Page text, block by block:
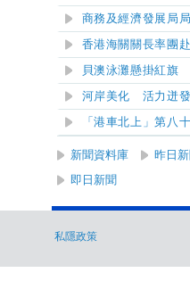
商務及經濟發展局
香港海關關長率團
貝澳泳灘懸掛紅旗
河岸美化 活力迸發
「港車北上」第八
新聞資料庫 昨日
即日新聞
私隱政策